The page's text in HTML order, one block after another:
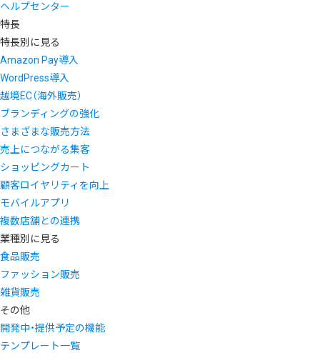
ヘルプセンター
特長
特長別に見る
Amazon Pay導入
WordPress導入
越境EC（海外販売）
ブランディングの強化
さまざまな販売方法
売上につながる集客
ショッピングカート
顧客ロイヤリティを向上
モバイルアプリ
複数店舗との連携
業種別に見る
食品販売
ファッション販売
雑貨販売
その他
開発中・提供予定の機能
テンプレート一覧